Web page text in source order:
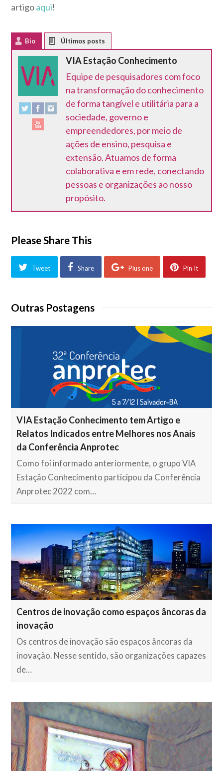
artigoaqui!
Bio
VIA Estação Conhecimento
Equipe de pesquisadores com foco
na transformação do conhecimento
de forma tangível e utilitária para a
sociedade, governo e
empreendedores, por meio de
ações de ensino, pesquisa e
extensão. Atuamos de forma
colaborativa e em rede, conectando
pessoas e organizações ao nosso
propósito.
Please Share This
Tweet Share Plus one Pin It
Outras Postagens
VIA Estação Conhecimento tem Artigo e
Relatos Indicados entre Melhores nos Anais
da Conferência Anprotec
Como foi informado anteriormente, o grupo VIA
Estação Conhecimento participou da Conferência
Anprotec 2022 com…
Centros de inovação como espaços âncoras da
inovação
Os centros de inovação são espaços âncoras da
inovação. Nesse sentido, são organizações capazes
de…